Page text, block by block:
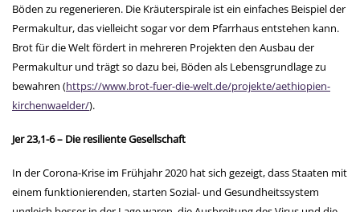
Böden zu regenerieren. Die Kräuterspirale ist ein einfaches Beispiel der
Permakultur, das vielleicht sogar vor dem Pfarrhaus entstehen kann.
Brot für die Welt fördert in mehreren Projekten den Ausbau der
Permakultur und trägt so dazu bei, Böden als Lebensgrundlage zu
bewahren (https://www.brot-fuer-die-welt.de/projekte/aethiopien-
kirchenwaelder/).
Jer 23,1-6 – Die resiliente Gesellschaft
In der Corona-Krise im Frühjahr 2020 hat sich gezeigt, dass Staaten mit
einem funktionierenden, starten Sozial- und Gesundheitssystem